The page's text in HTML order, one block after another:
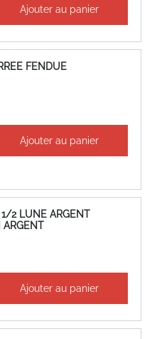
Ajouter au panier
FENDUE
Ajouter au panier
1/2 LUNE ARGENT
ARGENT
Ajouter au panier